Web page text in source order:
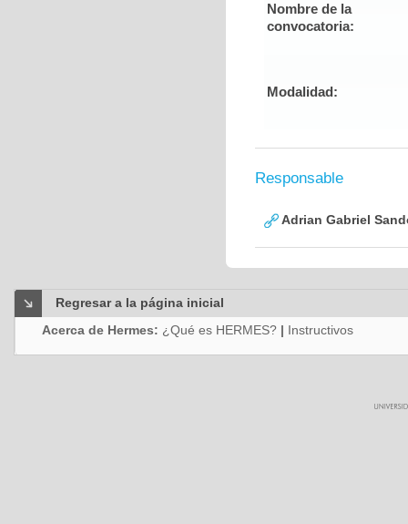
Nombre de la
convocatoria:
Modalidad:
Responsable
Adrian Gabriel
Regresar a la página inicial
Acerca de Hermes: ¿Qué es HERMES? | Instructivos